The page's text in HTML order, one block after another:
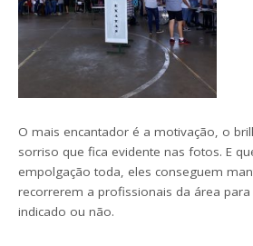
O mais encantador é a motivação, o
sorriso que fica evidente nas fotos. E
empolgação toda, eles conseguem
recorrerem a profissionais da área
indicado ou não.